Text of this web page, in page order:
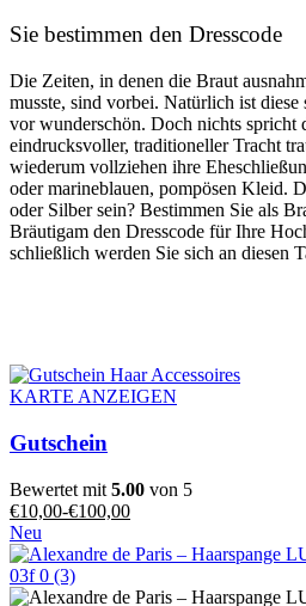
Sie bestimmen den Dresscode
Die Zeiten, in denen die Braut
musste, sind vorbei. Natürlich ist diese
vor wunderschön. Doch nichts spricht
eindrucksvoller, traditioneller Tracht
wiederum vollziehen ihre
oder marineblauen, pompösen Kleid.
oder Silber sein? Bestimmen Sie als
Bräutigam den Dresscode für Ihre
schließlich werden Sie sich an diesen
KARTE ANZEIGEN
Gutschein
Bewertet mit 5.00 von 5
€10,00-€100,00
Neu